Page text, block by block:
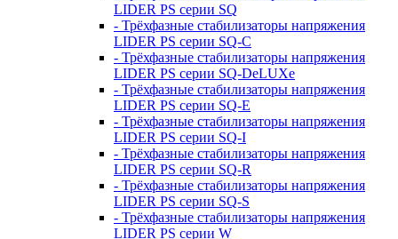
LIDER PS серии SQ
- Трёхфазные стабилизаторы напряжения
LIDER PS серии SQ-C
- Трёхфазные стабилизаторы напряжения
LIDER PS серии SQ-DeLUXe
- Трёхфазные стабилизаторы напряжения
LIDER PS серии SQ-E
- Трёхфазные стабилизаторы напряжения
LIDER PS серии SQ-I
- Трёхфазные стабилизаторы напряжения
LIDER PS серии SQ-R
- Трёхфазные стабилизаторы напряжения
LIDER PS серии SQ-S
- Трёхфазные стабилизаторы напряжения
LIDER PS серии W